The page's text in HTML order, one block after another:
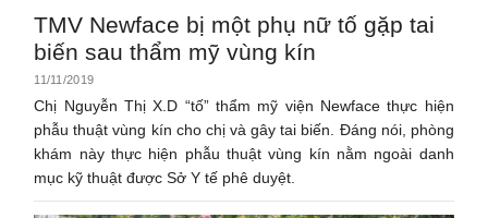
TMV Newface bị một phụ nữ tố gặp tai
biến sau thẩm mỹ vùng kín
11/11/2019
Chị Nguyễn Thị X.D “tố” thẩm mỹ viện Newface thực hiện
phẫu thuật vùng kín cho chị và gây tai biến. Đáng nói, phòng
khám này thực hiện phẫu thuật vùng kín nằm ngoài danh
mục kỹ thuật được Sở Y tế phê duyệt.